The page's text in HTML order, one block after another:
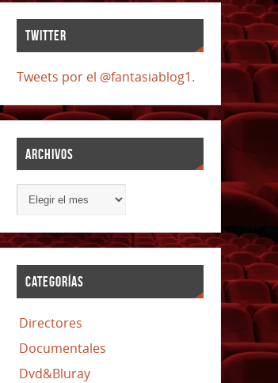
TWITTER
Tweets por el @fantasiablog1.
ARCHIVOS
CATEGORÍAS
Directores
Documentales
Dvd&Bluray